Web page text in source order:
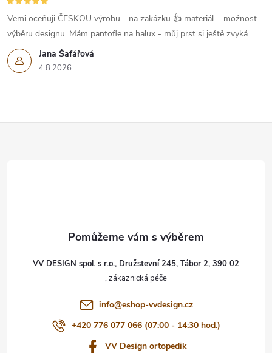
Jana Šafářová
4.8.2026
Vemi oceňuji ČESKOU výrobu - na zakázku 👍 materiál ....možnost
výběru designu. Mám pantofle na halux - můj prst si ještě zvyká....
VV DESIGN spol. s r.o., Družstevní 245, Tábor 2, 390 02
info@eshop-vvdesign.cz
+420 776 077 066 (07:00 - 14:30 hod.)
VV Design ortopedik